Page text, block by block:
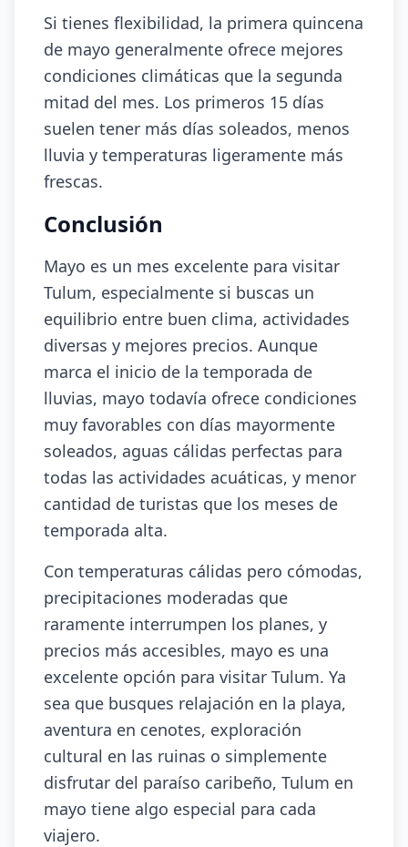
Si tienes flexibilidad, la primera quincena
de mayo generalmente ofrece mejores
condiciones climáticas que la segunda
mitad del mes. Los primeros 15 días
suelen tener más días soleados, menos
lluvia y temperaturas ligeramente más
frescas.
Conclusión
Mayo es un mes excelente para visitar
Tulum, especialmente si buscas un
equilibrio entre buen clima, actividades
diversas y mejores precios. Aunque
marca el inicio de la temporada de
lluvias, mayo todavía ofrece condiciones
muy favorables con días mayormente
soleados, aguas cálidas perfectas para
todas las actividades acuáticas, y menor
cantidad de turistas que los meses de
temporada alta.
Con temperaturas cálidas pero cómodas,
precipitaciones moderadas que
raramente interrumpen los planes, y
precios más accesibles, mayo es una
excelente opción para visitar Tulum. Ya
sea que busques relajación en la playa,
aventura en cenotes, exploración
cultural en las ruinas o simplemente
disfrutar del paraíso caribeño, Tulum en
mayo tiene algo especial para cada
viajero.